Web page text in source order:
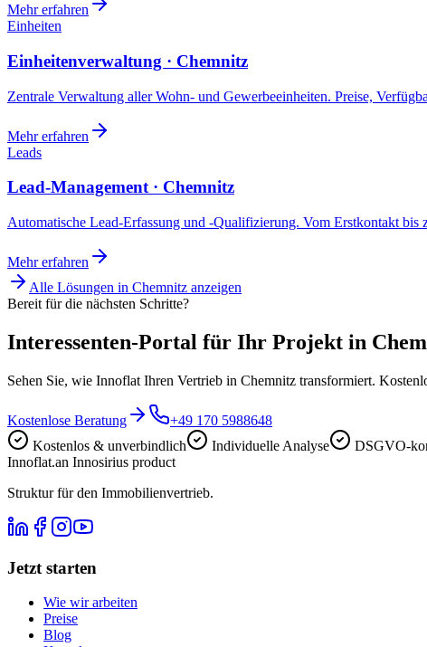
Mehr erfahren
Einheiten
Einheitenverwaltung · Chemnitz
Zentrale Verwaltung aller Wohn- und Gewerbeeinheiten. Preise,
Mehr erfahren
Leads
Lead-Management · Chemnitz
Automatische Lead-Erfassung und -Qualifizierung. Vom Erstkontakt bis
Mehr erfahren
Alle Lösungen in Chemnitz anzeigen
Bereit für die nächsten Schritte?
Interessenten-Portal für Ihr Projekt in
Sehen Sie, wie Innoflat Ihren Vertrieb in Chemnitz transformiert.
Kostenlose Beratung
+49 170 5988648
Kostenlos & unverbindlich
Individuelle Analyse
DSGVO-
Innoflat.an Innosirius product
Struktur für den Immobilienvertrieb.
Jetzt starten
Wie wir arbeiten
Preise
Blog